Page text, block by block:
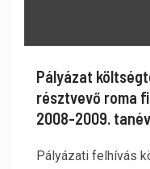
Pályázat
résztvevő roma
2008-2009.
Pályázati felhívás